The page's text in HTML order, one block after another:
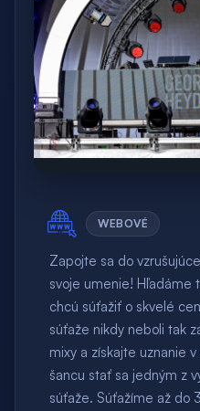
WEBOVÉ
Zapojte sa do
svoje umenie! Hľadáme
chcú súťažiť o skvelé
súťaže nikdy neboli tak
mixy a získajte uznanie
šancu stať sa jedným z
súťaže. Súťažíme až do